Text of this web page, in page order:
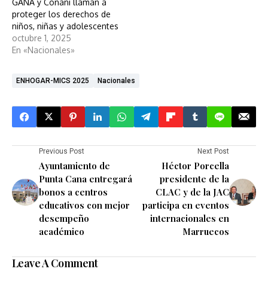
proteger los derechos de
niños, niñas y adolescentes
octubre 1, 2025
En «Nacionales»
ENHOGAR-MICS 2025 Nacionales
Previous Post
Ayuntamiento de
Punta Cana entregará
bonos a centros
educativos con mejor
desempeño
académico
Next Post
Héctor Porcella
presidente de la
CLAC y de la JAC
participa en eventos
internacionales en
Marruecos
Leave A Comment